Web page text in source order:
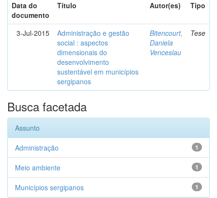
Data do
documento
Título Autor(es) Tipo
3-Jul-2015
Administração e gestão
social : aspectos
dimensionais do
desenvolvimento
sustentável em municípios
sergipanos
Bitencourt,
Daniela
Venceslau
Tese
Busca facetada
Assunto
1
Administração
1
Meio ambiente
1
Municípios sergipanos